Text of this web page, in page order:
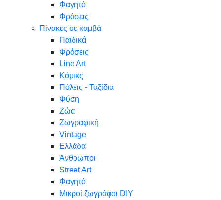
Φαγητό
Φράσεις
Πίνακες σε καμβά
Παιδικά
Φράσεις
Line Art
Κόμικς
Πόλεις - Ταξίδια
Φύση
Ζώα
Ζωγραφική
Vintage
Ελλάδα
Άνθρωποι
Street Art
Φαγητό
Μικροί ζωγράφοι DIY